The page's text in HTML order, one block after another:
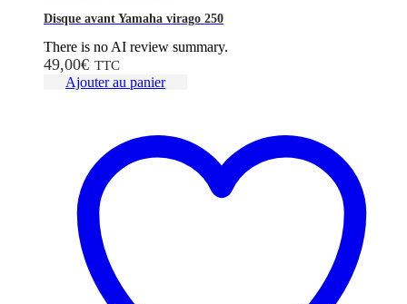
Disque avant Yamaha virago 250
There is no AI review summary.
49,00€ TTC
Ajouter au panier